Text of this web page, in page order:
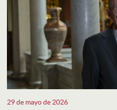
29 de mayo de 2026